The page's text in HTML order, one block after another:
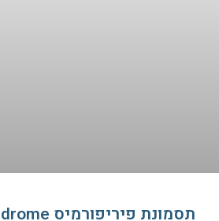
תסמונת פיריפורמיס piriformis syndrome